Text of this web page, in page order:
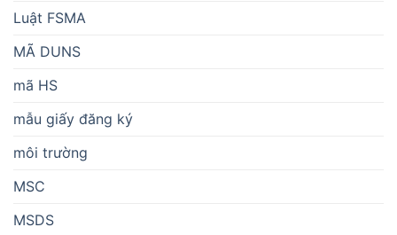
Luật FSMA
MÃ DUNS
mã HS
mẫu giấy đăng ký
môi trường
MSC
MSDS